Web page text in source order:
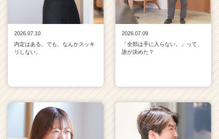
2026.07.10
内定はある。でも、なんかスッキ
リしない。
2026.07.09
「全部は手に入らない。」って、
誰が決めた？